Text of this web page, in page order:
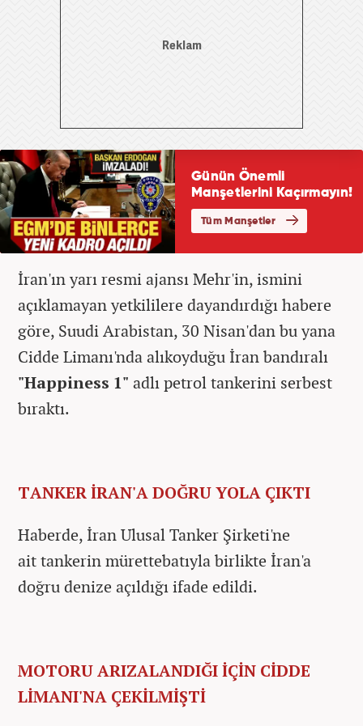
İran'ın yarı resmi ajansı Mehr'in, ismini
açıklamayan yetkililere dayandırdığı habere
göre, Suudi Arabistan, 30 Nisan'dan bu yana
Cidde Limanı'nda alıkoyduğu İran bandıralı
"Happiness 1" adlı petrol tankerini serbest
bıraktı.
TANKER İRAN'A DOĞRU YOLA ÇIKTI
Haberde, İran Ulusal Tanker Şirketi'ne
ait tankerin mürettebatıyla birlikte İran'a
doğru denize açıldığı ifade edildi.
MOTORU ARIZALANDIĞI İÇİN CİDDE
LİMANI'NA ÇEKİLMİŞTİ